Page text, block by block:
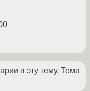
в эту тему. Тема